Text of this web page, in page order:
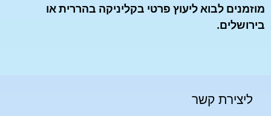
מוזמנים לבוא ליעוץ פרטי בקליניקה בהררית או
בירושלים.
ליצירת קשר